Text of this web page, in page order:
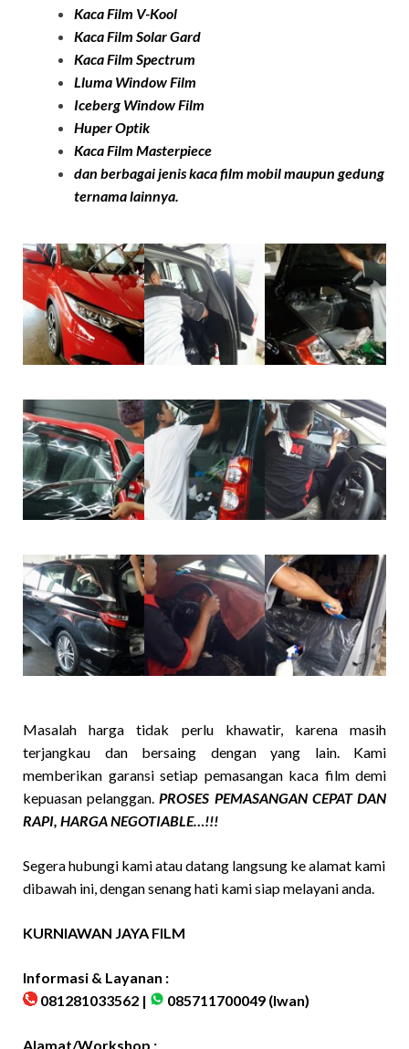
Kaca Film V-Kool
Kaca Film Solar Gard
Kaca Film Spectrum
Lluma Window Film
Iceberg Window Film
Huper Optik
Kaca Film Masterpiece
dan berbagai jenis kaca film mobil maupun gedung
ternama lainnya.
Masalah harga tidak perlu khawatir, karena masih
terjangkau dan bersaing dengan yang lain. Kami
memberikan garansi setiap pemasangan kaca film demi
kepuasan pelanggan.PROSES PEMASANGAN CEPAT DAN
RAPI, HARGA NEGOTIABLE…!!!
Segera hubungi kami atau datang langsung ke alamat kami
dibawah ini, dengan senang hati kami siap melayani anda.
KURNIAWAN JAYA FILM
Informasi & Layanan :
081281033562 |
085711700049 (Iwan)
Alamat/Workshop :